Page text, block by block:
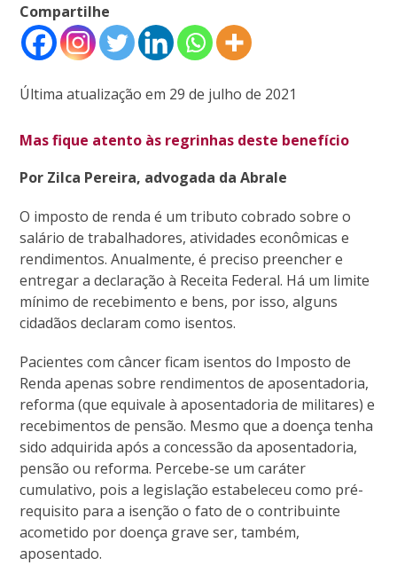
Compartilhe
Última atualização em 29 de julho de 2021
Mas fique atento às regrinhas deste benefício
Por Zilca Pereira, advogada da Abrale
O imposto de renda é um tributo cobrado sobre o
salário de trabalhadores, atividades econômicas e
rendimentos. Anualmente, é preciso preencher e
entregar a declaração à Receita Federal. Há um limite
mínimo de recebimento e bens, por isso, alguns
cidadãos declaram como isentos.
Pacientes com câncer ficam isentos do Imposto de
Renda apenas sobre rendimentos de aposentadoria,
reforma (que equivale à aposentadoria de militares) e
recebimentos de pensão. Mesmo que a doença tenha
sido adquirida após a concessão da aposentadoria,
pensão ou reforma. Percebe-se um caráter
cumulativo, pois a legislação estabeleceu como pré-
requisito para a isenção o fato de o contribuinte
acometido por doença grave ser, também,
aposentado.